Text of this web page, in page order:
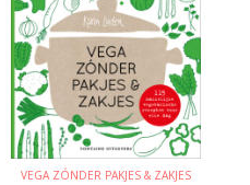
VEGA ZÓNDER PAKJES & ZAKJES